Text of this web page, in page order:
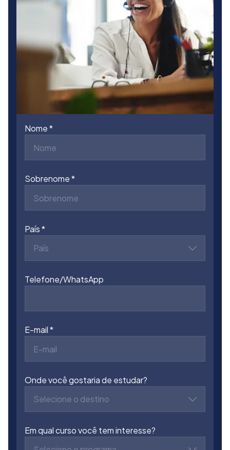
Nome
Sobrenome
País
País
Telefone/WhatsApp
E-mail
Onde você gostaria de estudar?
Selecione o destino
Em qual curso você tem interesse?